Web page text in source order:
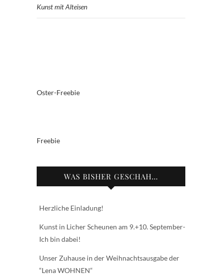
Kunst mit Alteisen
Oster-Freebie
Freebie
WAS BISHER GESCHAH…
Herzliche Einladung!
Kunst in Licher Scheunen am 9.+10. September-
Ich bin dabei!
Unser Zuhause in der Weihnachtsausgabe der
“Lena WOHNEN“